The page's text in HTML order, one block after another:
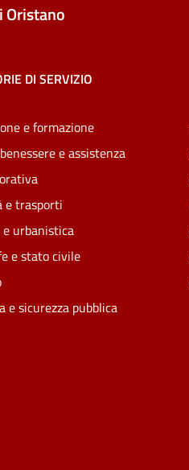
Oristano
DI SERVIZIO
e formazione
e assistenza
e trasporti
e urbanistica
e stato civile
e sicurezza pubblica